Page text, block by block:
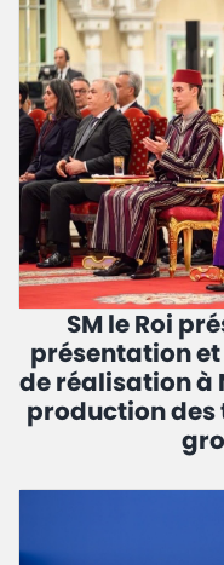
SM le Roi
présentation
de réalisation à
production des